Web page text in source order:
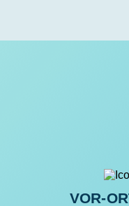
VOR-